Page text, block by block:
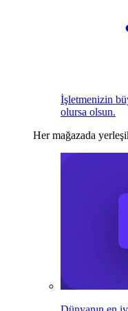
İşletmenizin
olursa olsun.
Her mağazada